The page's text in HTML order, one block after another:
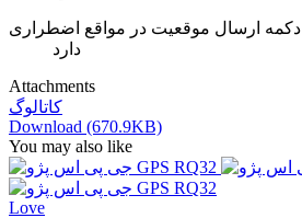
دکمه ارسال موقعیت در مواقع اضطراری
دارد
Attachments
کاتالوگ
Download (670.9KB)
You may also like
Love